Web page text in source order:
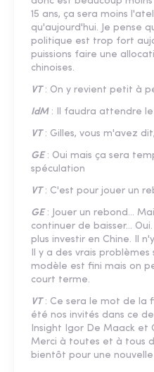
15 ans, ça sera moins
qu'aujourd'hui. Je pense
politique est trop fort
puissions faire une
chinoises.
VT: On y revient petit à
IdM: Il faudra attendre le
VT: Gilles, vous m'avez
GE: Oui mais ça sera
spéculation
VT: C'est pour jouer un
GE: Jouer un rebond…
continuer de baisser...
plus investir en Chine. Il
Il y a des vrais problèmes
modèle est fini mais on
court terme.
VT: Ce sera le mot de la
été nos invités dans ce
Insight Igor De Maack et
Merci à toutes et à tous
bientôt pour une nouvelle